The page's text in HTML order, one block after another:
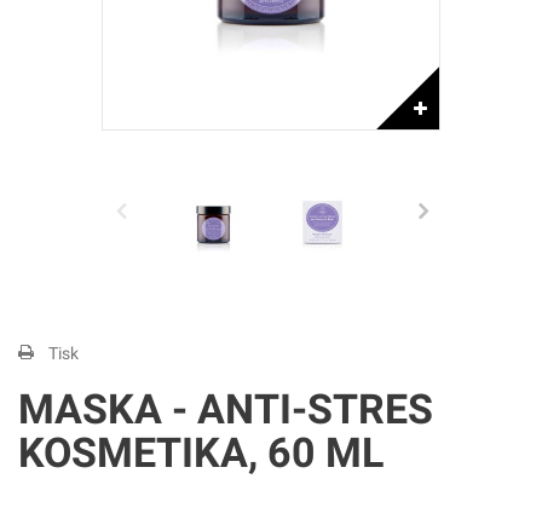
Tisk
MASKA - ANTI-STRES
KOSMETIKA, 60 ML